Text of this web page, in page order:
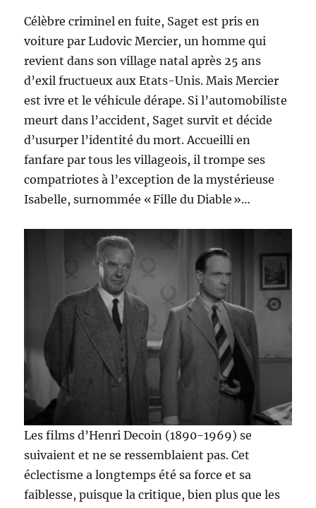
Célèbre criminel en fuite, Saget est pris en
voiture par Ludovic Mercier, un homme qui
revient dans son village natal après 25 ans
d’exil fructueux aux Etats-Unis. Mais Mercier
est ivre et le véhicule dérape. Si l’automobiliste
meurt dans l’accident, Saget survit et décide
d’usurper l’identité du mort. Accueilli en
fanfare par tous les villageois, il trompe ses
compatriotes à l’exception de la mystérieuse
Isabelle, surnommée « Fille du Diable »…
Les films d’Henri Decoin (1890-1969) se
suivaient et ne se ressemblaient pas. Cet
éclectisme a longtemps été sa force et sa
faiblesse, puisque la critique, bien plus que les